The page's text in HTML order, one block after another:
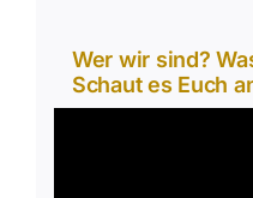
Wer wir sind?
Schaut es Euch